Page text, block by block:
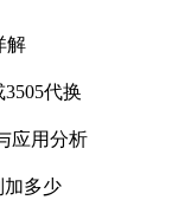
解
代换
应用分析
加多少